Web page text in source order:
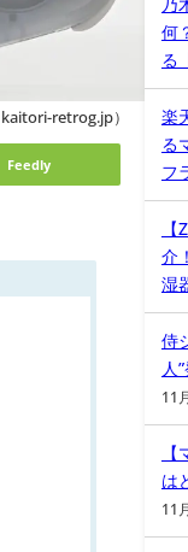
retrog.jp）
Feedly
乃
何
る
楽
る
フ
介
湿
侍
人
11
は
11